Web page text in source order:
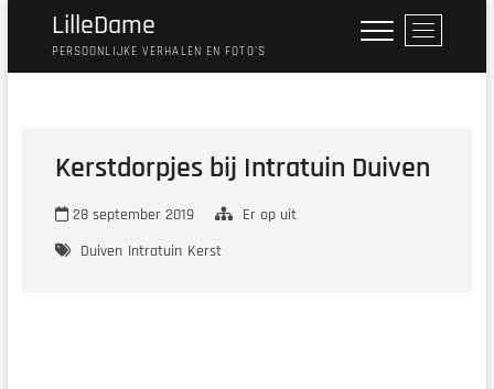
LilleDame
PERSOONLIJKE VERHALEN EN FOTO'S
M
e
n
o
Kerstdorpjes bij Intratuin Duiven
28 september 2019
Er op uit
Duiven Intratuin Kerst